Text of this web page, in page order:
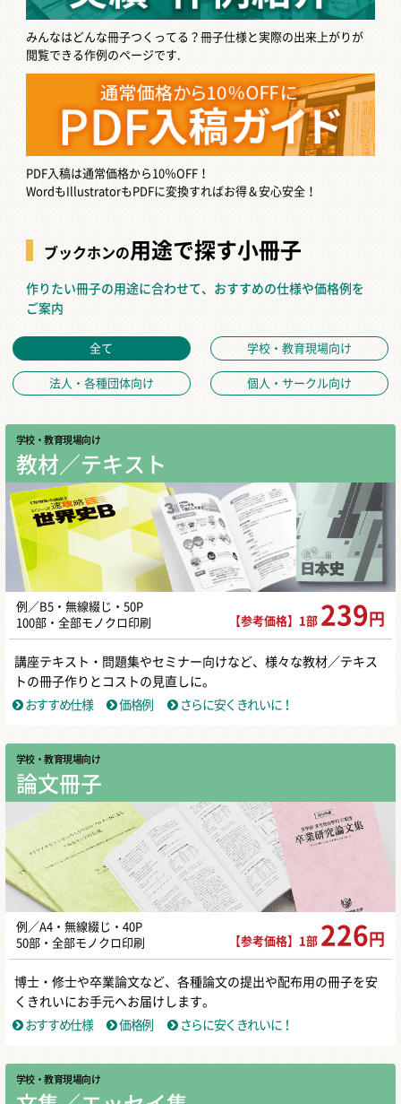
みんなはどんな冊子つくってる？冊子仕様と実際の出来上がりが
閲覧できる作例のページです.
PDF入稿は通常価格から10％OFF！
WordもIllustratorもPDFに変換すればお得＆安心安全！
ブックホンの用途で探す小冊子
作りたい冊子の用途に合わせて、おすすめの仕様や価格例を
ご案内
全て 学校・教育現場向け
法人・各種団体向け 個人・サークル向け
学校・教育現場向け
教材／テキスト
例／B5・無線綴じ・50P
100部・全部モノクロ印刷
【参考価格】1部 239 円
講座テキスト・問題集やセミナー向けなど、様々な教材／テキス
トの冊子作りとコストの見直しに。
おすすめ仕様
価格例 さらに安くきれいに！
学校・教育現場向け
論文冊子
例／A4・無線綴じ・40P
50部・全部モノクロ印刷
【参考価格】1部 226 円
博士・修士や卒業論文など、各種論文の提出や配布用の冊子を安
くきれいにお手元へお届けします。
おすすめ仕様
価格例 さらに安くきれいに！
学校・教育現場向け